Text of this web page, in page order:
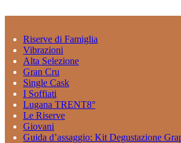
Riserve di Famiglia
Vibrazioni
Alta Selezione
Gran Cru
Single Cask
I Soffiati
Lugana TRENT8°
Le Riserve
Giovani
Guida d’assaggio: Kit Degustazione